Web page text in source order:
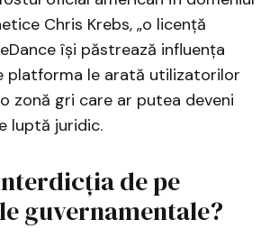
Chris Krebs, „o licență
își păstrează influența
platforma le arată utilizatorilor
zonă gri care ar putea deveni
luptă juridic.
de pe
guvernamentale?